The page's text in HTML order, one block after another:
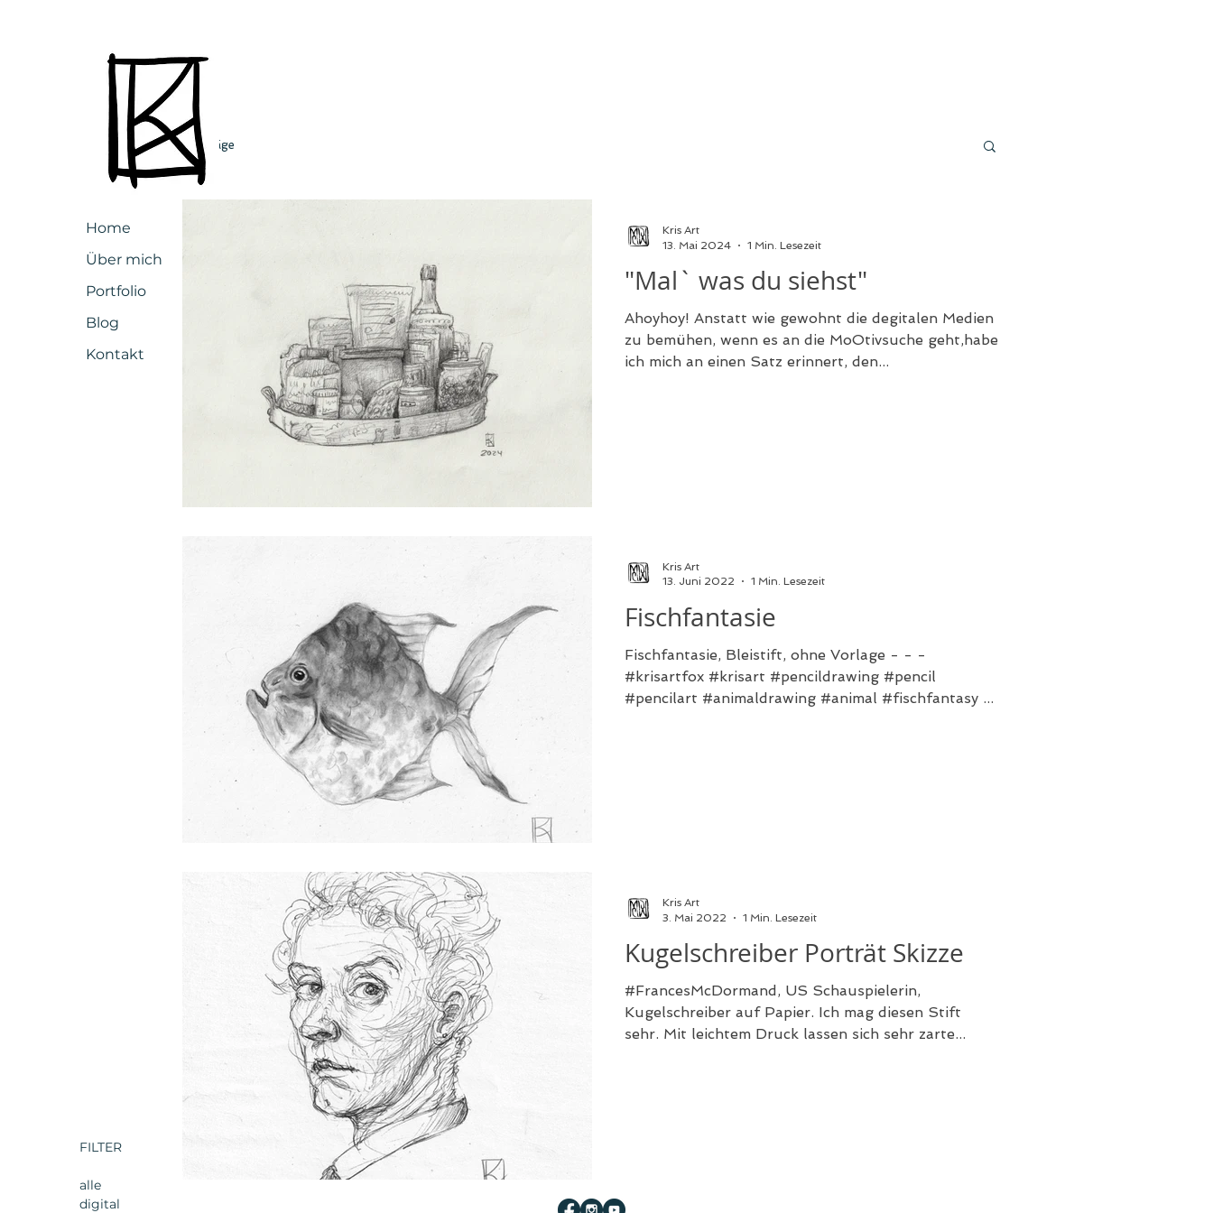
Home
Über mich
Portfolio
Blog
Kontakt
Alle Beiträge
"Mal` was du siehst"
Ahoyhoy! Anstatt wie gewohnt die degitalen Medien
zu bemühen, wenn es an die MoOtivsuche geht,habe
ich mich an einen Satz erinnert, den...
Kris Art
13. Mai 2024
1 Min. Lesezeit
Fischfantasie
Fischfantasie, Bleistift, ohne Vorlage - - -
#krisartfox #krisart #pencildrawing #pencil
#pencilart #animaldrawing #animal #fischfantasy ...
Kris Art
13. Juni 2022
1 Min. Lesezeit
Kugelschreiber Porträt Skizze
#FrancesMcDormand, US Schauspielerin,
Kugelschreiber auf Papier. Ich mag diesen Stift
sehr. Mit leichtem Druck lassen sich sehr zarte...
Kris Art
3. Mai 2022
1 Min. Lesezeit
FILTER
alle
digital